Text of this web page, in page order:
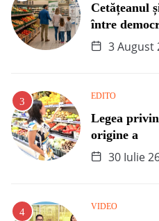
Cetățeanul
între
3 August
EDITO
Legea
origine a
30 Iulie
VIDEO